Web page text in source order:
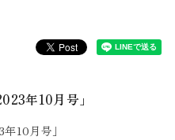
年10月号」
10月号｣